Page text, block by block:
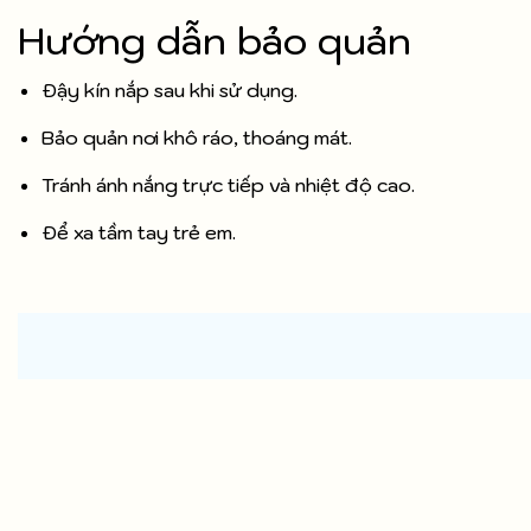
Hướng dẫn bảo quản
Đậy kín nắp sau khi sử dụng.
Bảo quản nơi khô ráo, thoáng mát.
Tránh ánh nắng trực tiếp và nhiệt độ cao.
Để xa tầm tay trẻ em.